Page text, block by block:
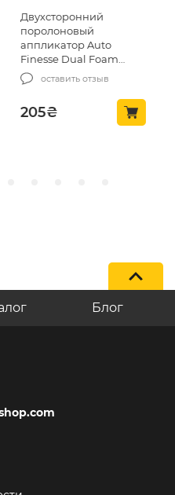
Двухсторонний
поролоновый
аппликатор Auto
Finesse Dual Foam
Applicator (AF1003)
оставить отзыв
205₴
Блог